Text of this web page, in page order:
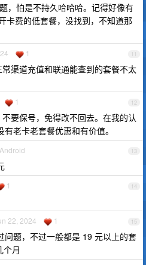
，怕是不持久哈哈哈。记得好像有
卡费的低套餐，没找到，不知道那
11
1
渠道充值和联通能查到的套餐不太
12
1
要保号，免得改不回去。在我的认
老卡老套餐优惠和有价值。
13
14
1
15
22, 2024 1
问题，不过一般都是 19 元以上的套
个月